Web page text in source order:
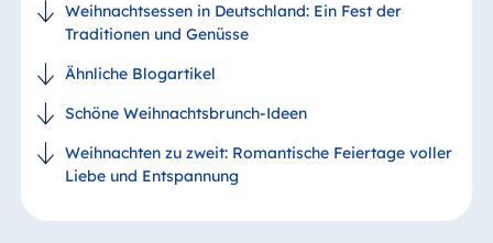
Weihnachtsessen in Deutschland: Ein Fest der
Traditionen und Genüsse
Ähnliche Blogartikel
Schöne Weihnachtsbrunch-Ideen
Weihnachten zu zweit: Romantische Feiertage voller
Liebe und Entspannung